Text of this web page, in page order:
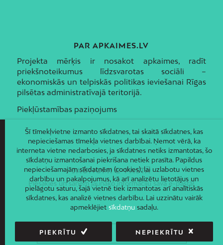
PAR APKAIMES.LV
Projekta mērķis ir nosakot apkaimes, radīt
priekšnoteikumus līdzsvarotas sociāli –
ekonomiskās un telpiskās politikas ieviešanai Rīgas
pilsētas administratīvajā teritorijā.
Piekļūstamības paziņojums
JAUNUMI E-PASTĀ
Piesakies un saņem jaunāko informāciju savā e-pastā!
Šī tīmekļvietne izmanto sīkdatnes, tai skaitā sīkdatnes, kas
nepieciešamas tīmekļa vietnes darbībai. Ņemot vērā, ka
interneta vietne nedarbosies, ja sīkdatnes netiks izmantotas, šo
sīkdatņu izmantošanai piekrišana netiek prasīta. Papildus
nepieciešamajām sīkdatnēm (cookies), lai uzlabotu vietnes
darbību un pakalpojumus, kā arī analizētu lietotājus un
pielāgotu saturu, šajā vietnē tiek izmantotas arī analītiskās
sīkdatnes, kas analizē vietnes darbību. Lai uzzinātu vairāk
apmeklējiet sīkdatņusadaļu.
PIEKRĪTU NEPIEKRĪTU